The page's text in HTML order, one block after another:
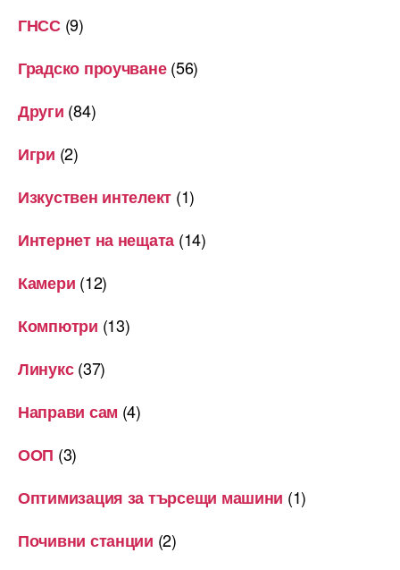
ГНСС(9)
Градско проучване(56)
Други (84)
Игри (2)
Изкуствен интелект (1)
Интернет на нещата (14)
Камери (12)
Компютри (13)
Линукс(37)
Направи сам (4)
ООП (3)
Оптимизация за търсещи машини (1)
Почивни станции (2)